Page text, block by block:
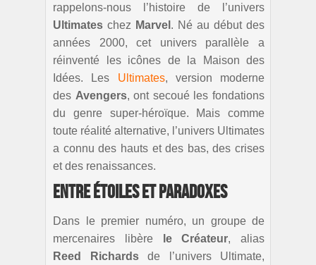
rappelons-nous l’histoire de l’univers
Ultimates chez Marvel . Né au début des
années 2000, cet univers parallèle a
réinventé les icônes de la Maison des
Idées. Les Ultimates, version moderne
des Avengers, ont secoué les fondations
du genre super-héroïque. Mais comme
toute réalité alternative, l’univers Ultimates
a connu des hauts et des bas, des crises
et des renaissances.
Entre Étoiles et Paradoxes
Dans le premier numéro, un groupe de
mercenaires libère
le Créateur, alias
Reed Richardsde l’univers Ultimate,